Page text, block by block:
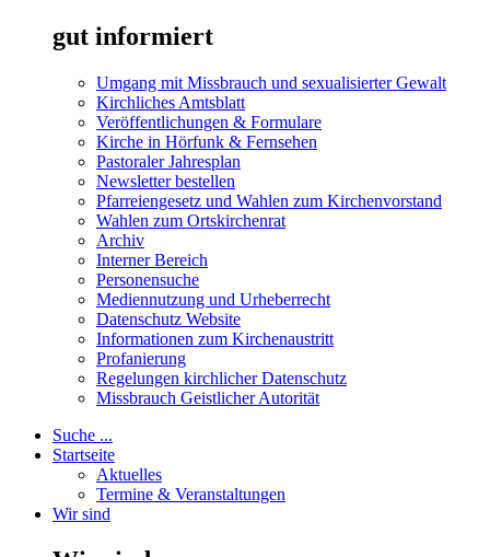
gut informiert
Umgang mit Missbrauch und sexualisierter Gewalt
Kirchliches Amtsblatt
Veröffentlichungen & Formulare
Kirche in Hörfunk & Fernsehen
Pastoraler Jahresplan
Newsletter bestellen
Pfarreiengesetz und Wahlen zum Kirchenvorstand
Wahlen zum Ortskirchenrat
Archiv
Interner Bereich
Personensuche
Mediennutzung und Urheberrecht
Datenschutz Website
Informationen zum Kirchenaustritt
Profanierung
Regelungen kirchlicher Datenschutz
Missbrauch Geistlicher Autorität
Suche ...
Startseite
Aktuelles
Termine & Veranstaltungen
Wir sind